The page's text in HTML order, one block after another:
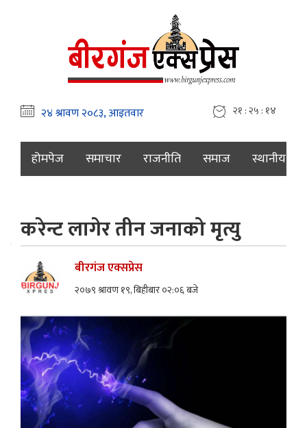
२१ : २५ : १५
होमपेज समाचार राजनीति समाज स्थानीय
करेन्ट लागेर तीन जनाको मृत्यु
बीरगंज एक्सप्रेस
२०७९ श्रावण १९, बिहीबार ०२:०६ बजे